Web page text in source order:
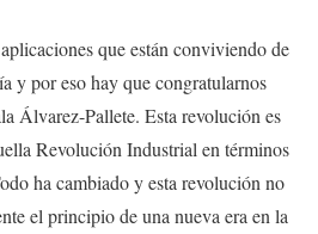
que están conviviendo de
y por eso hay que congratularnos
Álvarez-Pallete. Esta revolución es
Revolución Industrial en términos
ha cambiado y esta revolución no
el principio de una nueva era en la